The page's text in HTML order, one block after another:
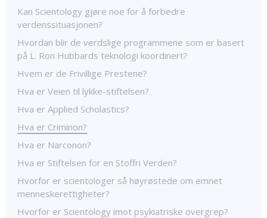
Kan Scientology gjøre noe for å forbedre
verdenssituasjonen?
Hvordan blir de verdslige programmene som er basert
på L. Ron Hubbards teknologi koordinert?
Hvem er de Frivillige Prestene?
Hva er Veien til lykke-stiftelsen?
Hva er Applied Scholastics?
Hva er Criminon?
Hva er Narconon?
Hva er Stiftelsen for en Stoffri Verden?
Hvorfor er scientologer så høyrøstede om emnet
menneskerettigheter?
Hvorfor er Scientology imot psykiatriske overgrep?